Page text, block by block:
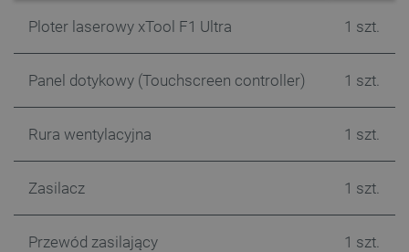
Ploter laserowy xTool F1 Ultra 1 szt.
Panel dotykowy (Touchscreen controller) 1 szt.
Rura wentylacyjna 1 szt.
Zasilacz 1 szt.
Przewód zasilający 1 szt.
.youtube.com